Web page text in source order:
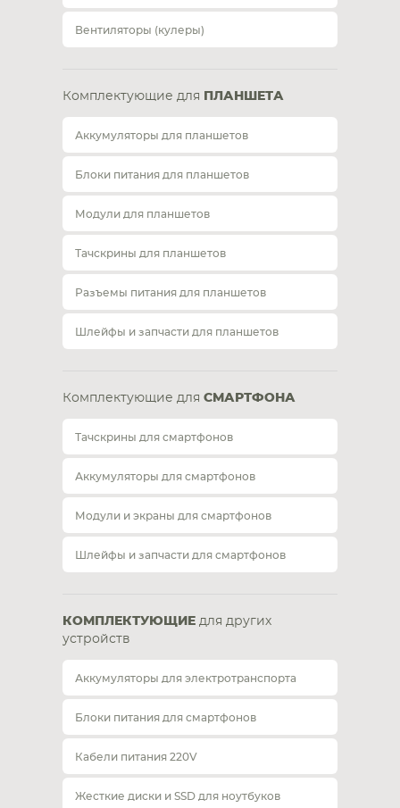
Вентиляторы (кулеры)
Комплектующие для ПЛАНШЕТА
Аккумуляторы для планшетов
Блоки питания для планшетов
Модули для планшетов
Тачскрины для планшетов
Разъемы питания для планшетов
Шлейфы и запчасти для планшетов
Комплектующие для СМАРТФОНА
Тачскрины для смартфонов
Аккумуляторы для смартфонов
Модули и экраны для смартфонов
Шлейфы и запчасти для смартфонов
КОМПЛЕКТУЮЩИЕ для других
устройств
Аккумуляторы для электротранспорта
Блоки питания для смартфонов
Кабели питания 220V
Жесткие диски и SSD для ноутбуков